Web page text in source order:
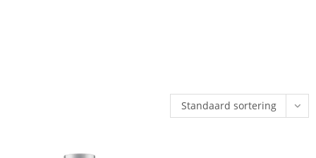
Standaard sortering